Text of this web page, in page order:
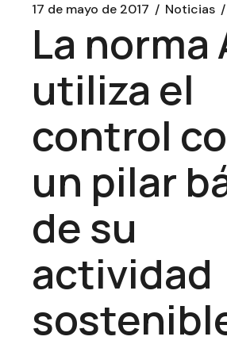
17 de mayo de 2017 Noticias
La norma
utiliza el
control
un pilar
de su
actividad